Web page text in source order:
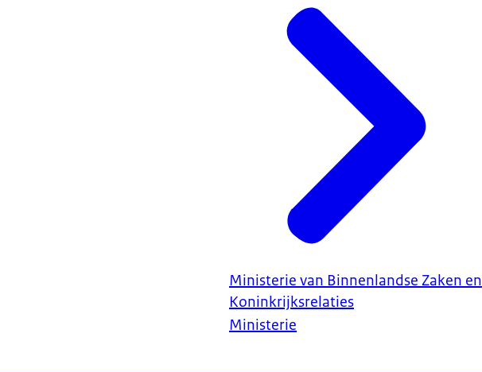
Ministerie van Binnenlandse Zaken en
Koninkrijksrelaties
Ministerie